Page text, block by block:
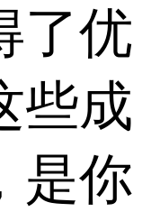
了优
些成
是你